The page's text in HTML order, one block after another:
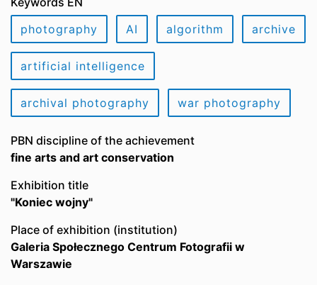
photography
AI algorithm archive
artificial intelligence
archival photography war photography
PBN discipline of the achievement
fine arts and art conservation
Exhibition title
"Koniec wojny"
Place of exhibition (institution)
Galeria Społecznego Centrum Fotografii w
Warszawie